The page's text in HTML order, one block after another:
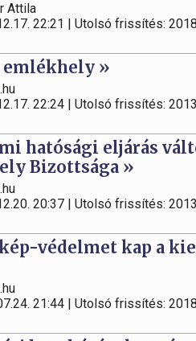
Attila
22:21 | Utolsó frissítés:
»
22:24 | Utolsó frissítés:
hatósági eljárás
Bizottsága »
20:37 | Utolsó frissítés:
védelmet kap a
21:44 | Utolsó frissítés: